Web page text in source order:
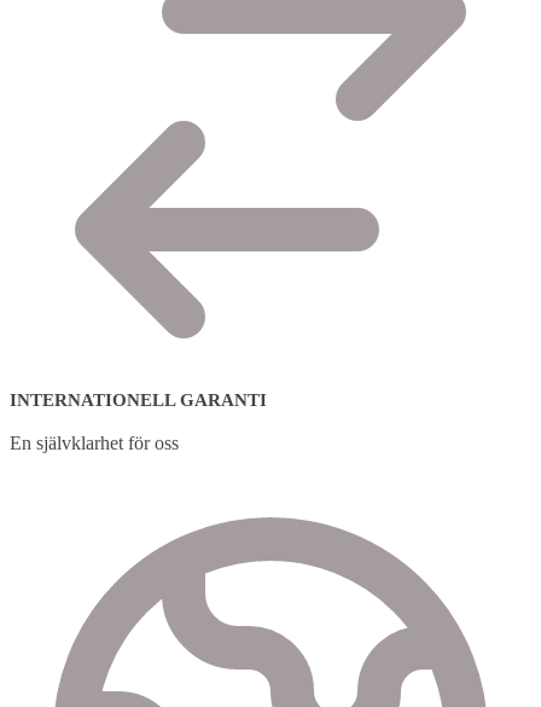
INTERNATIONELL GARANTI
En självklarhet för oss